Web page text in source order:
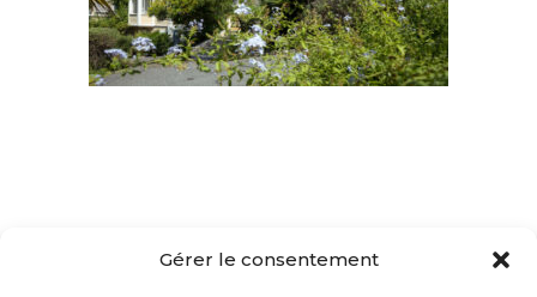
Gérer le consentement